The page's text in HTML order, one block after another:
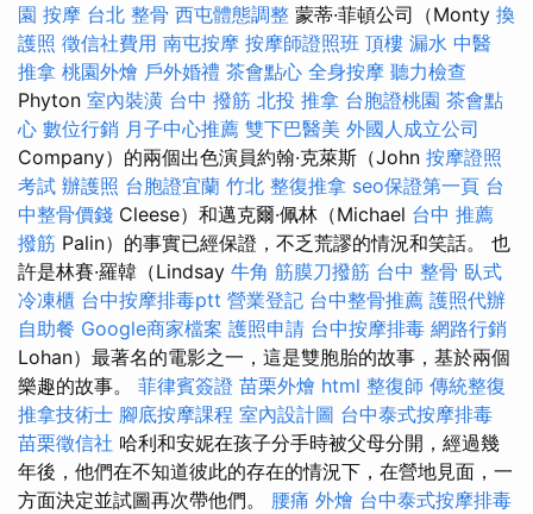
園 按摩 台北 整骨 西屯體態調整 蒙蒂·菲頓公司（Monty 換
護照 徵信社費用 南屯按摩 按摩師證照班 頂樓 漏水 中醫
推拿 桃園外燴 戶外婚禮 茶會點心 全身按摩 聽力檢查
Phyton 室內裝潢 台中 撥筋 北投 推拿 台胞證桃園 茶會點
心 數位行銷 月子中心推薦 雙下巴醫美 外國人成立公司
Company）的兩個出色演員約翰·克萊斯（John 按摩證照
考試 辦護照 台胞證宜蘭 竹北 整復推拿 seo保證第一頁 台
中整骨價錢 Cleese）和邁克爾·佩林（Michael 台中 推薦
撥筋 Palin）的事實已經保證，不乏荒謬的情況和笑話。 也
許是林賽·羅韓（Lindsay 牛角 筋膜刀撥筋 台中 整骨 臥式
冷凍櫃 台中按摩排毒ptt 營業登記 台中整骨推薦 護照代辦
自助餐 Google商家檔案 護照申請 台中按摩排毒 網路行銷
Lohan）最著名的電影之一，這是雙胞胎的故事，基於兩個
樂趣的故事。 菲律賓簽證 苗栗外燴 html 整復師 傳統整復
推拿技術士 腳底按摩課程 室內設計圖 台中泰式按摩排毒
苗栗徵信社 哈利和安妮在孩子分手時被父母分開，經過幾
年後，他們在不知道彼此的存在的情況下，在營地見面，一
方面決定並試圖再次帶他們。 腰痛 外燴 台中泰式按摩排毒